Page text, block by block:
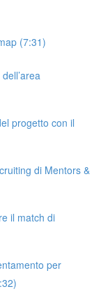
(7:31)
progetto con il
di Mentors &
il match di
per